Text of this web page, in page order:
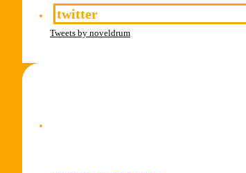
twitter
Tweets by noveldrum